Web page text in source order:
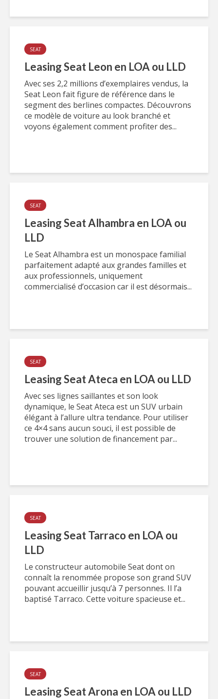
SEAT
Leasing Seat Leon en LOA ou LLD
Avec ses 2,2 millions d’exemplaires vendus, la
Seat Leon fait figure de référence dans le
segment des berlines compactes. Découvrons
ce modèle de voiture au look branché et
voyons également comment profiter des...
SEAT
Leasing Seat Alhambra en LOA ou
LLD
Le Seat Alhambra est un monospace familial
parfaitement adapté aux grandes familles et
aux professionnels, uniquement
commercialisé d’occasion car il est désormais...
SEAT
Leasing Seat Ateca en LOA ou LLD
Avec ses lignes saillantes et son look
dynamique, le Seat Ateca est un SUV urbain
élégant à l’allure ultra tendance. Pour utiliser
ce 4×4 sans aucun souci, il est possible de
trouver une solution de financement par...
SEAT
Leasing Seat Tarraco en LOA ou
LLD
Le constructeur automobile Seat dont on
connaît la renommée propose son grand SUV
pouvant accueillir jusqu’à 7 personnes. Il l’a
baptisé Tarraco. Cette voiture spacieuse et...
SEAT
Leasing Seat Arona en LOA ou LLD